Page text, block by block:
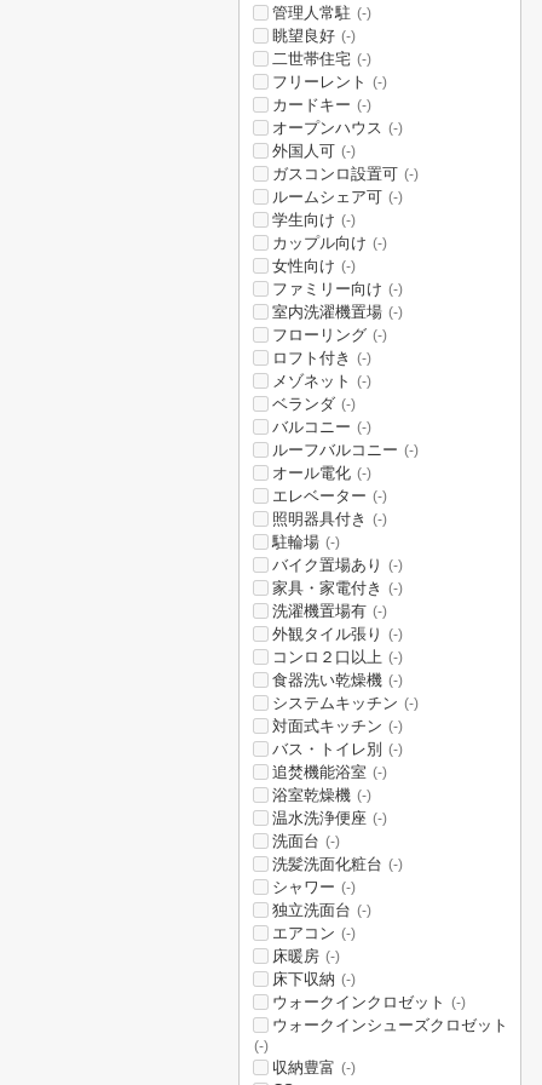
管理人常駐 (-)
眺望良好 (-)
二世帯住宅 (-)
フリーレント (-)
カードキー (-)
オープンハウス (-)
外国人可 (-)
ガスコンロ設置可 (-)
ルームシェア可 (-)
学生向け (-)
カップル向け (-)
女性向け (-)
ファミリー向け (-)
室内洗濯機置場 (-)
フローリング (-)
ロフト付き (-)
メゾネット (-)
ベランダ (-)
バルコニー (-)
ルーフバルコニー (-)
オール電化 (-)
エレベーター (-)
照明器具付き (-)
駐輪場 (-)
バイク置場あり (-)
家具・家電付き (-)
洗濯機置場有 (-)
外観タイル張り (-)
コンロ２口以上 (-)
食器洗い乾燥機 (-)
システムキッチン (-)
対面式キッチン (-)
バス・トイレ別 (-)
追焚機能浴室 (-)
浴室乾燥機 (-)
温水洗浄便座 (-)
洗面台 (-)
洗髪洗面化粧台 (-)
シャワー (-)
独立洗面台 (-)
エアコン (-)
床暖房 (-)
床下収納 (-)
ウォークインクロゼット (-)
ウォークインシューズクロゼット
(-)
収納豊富 (-)